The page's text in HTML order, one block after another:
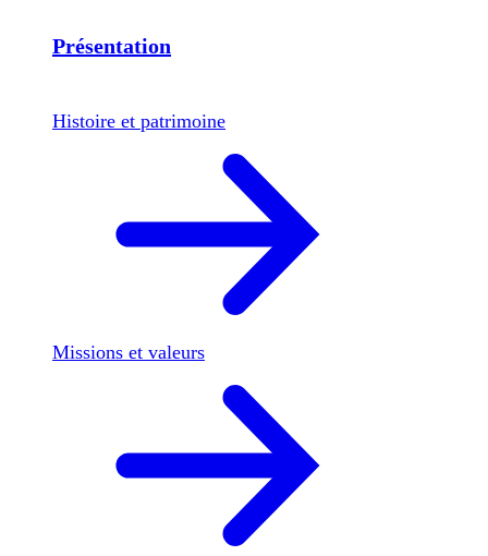
Présentation
Histoire et patrimoine
Missions et valeurs